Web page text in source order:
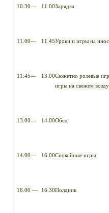
10.30— 11.00Зарядка
11.00— 11.45Уроки и игры на
11.45— 13.00Сюжетно ролевые
игры на свежем
13.00— 14.00Обед
14.00— 16.00Спокойные игры
16.00 — 16.30Полдник